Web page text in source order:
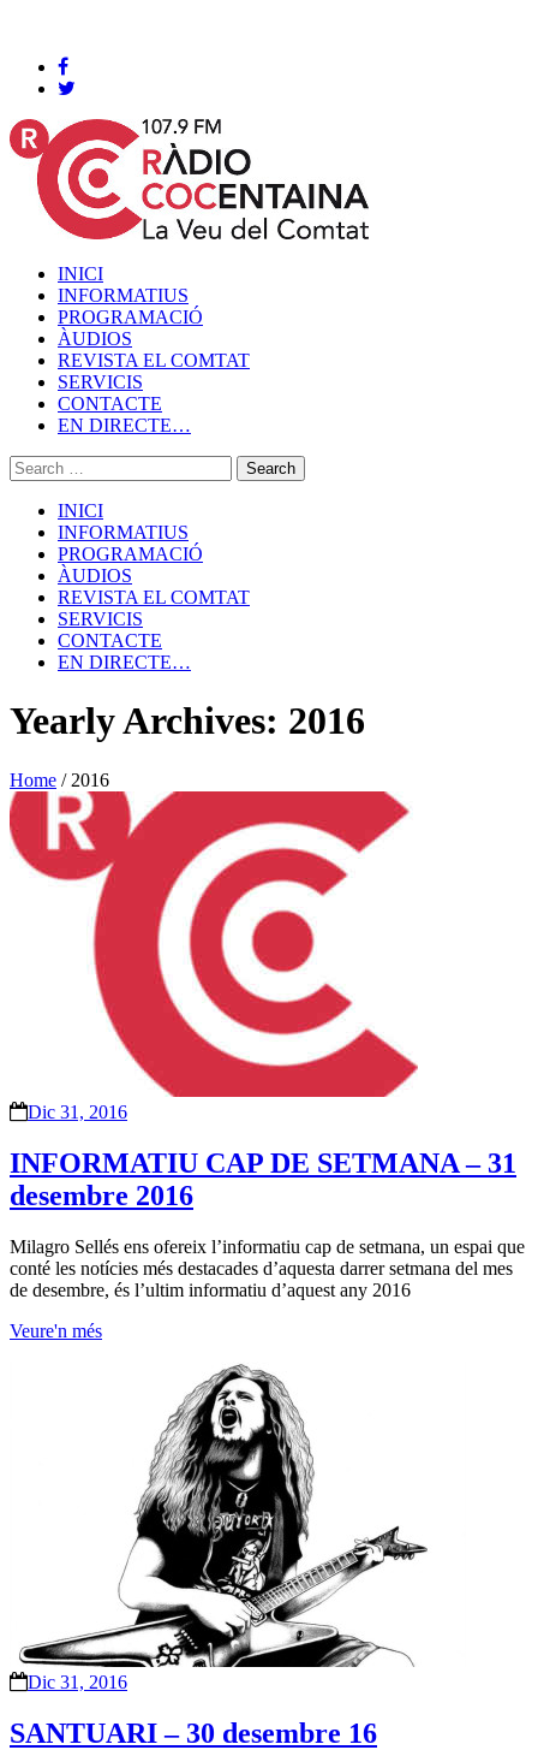
INICI
INFORMATIUS
PROGRAMACIÓ
ÀUDIOS
REVISTA EL COMTAT
SERVICIS
CONTACTE
EN DIRECTE…
INICI
INFORMATIUS
PROGRAMACIÓ
ÀUDIOS
REVISTA EL COMTAT
SERVICIS
CONTACTE
EN DIRECTE…
Yearly Archives: 2016
Home / 2016
Dic 31, 2016
INFORMATIU CAP DE SETMANA – 31
desembre 2016
Milagro Sellés ens ofereix l’informatiu cap de setmana, un espai que
conté les notícies més destacades d’aquesta darrer setmana del mes
de desembre, és l’ultim informatiu d’aquest any 2016
Veure'n més
Dic 31, 2016
SANTUARI – 30 desembre 16